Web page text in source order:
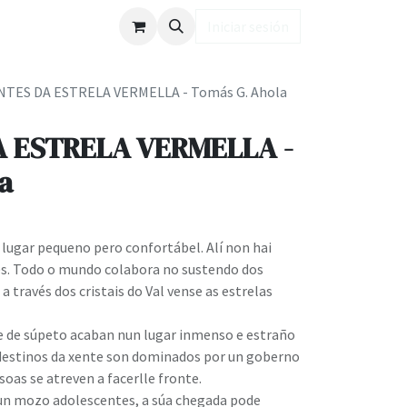
DA ESTRELA VERMELLA - Tomás G. Ahola
ESTRELA VERMELLA -
lugar pequeno pero confortábel. Alí non hai
Todo o mundo colabora no sustendo dos
través dos cristais do Val vense as estrelas
súpeto acaban nun lugar inmenso e estraño
da xente son dominados por un goberno
se atreven a facerlle fronte.
mozo adolescentes, a súa chegada pode